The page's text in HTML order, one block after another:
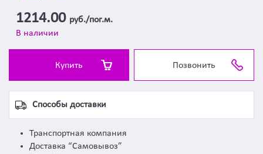
1214.00 руб./пог.м.
В наличии
Купить Позвонить
Способы доставки
Транспортная компания
Доставка “Самовывоз”